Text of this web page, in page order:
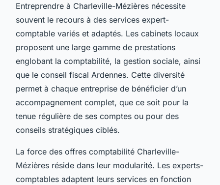
Entreprendre à Charleville-Mézières nécessite
souvent le recours à des services expert-
comptable variés et adaptés. Les cabinets locaux
proposent une large gamme de prestations
englobant la comptabilité, la gestion sociale, ainsi
que le conseil fiscal Ardennes. Cette diversité
permet à chaque entreprise de bénéficier d’un
accompagnement complet, que ce soit pour la
tenue régulière de ses comptes ou pour des
conseils stratégiques ciblés.
La force des offres comptabilité Charleville-
Mézières réside dans leur modularité. Les experts-
comptables adaptent leurs services en fonction